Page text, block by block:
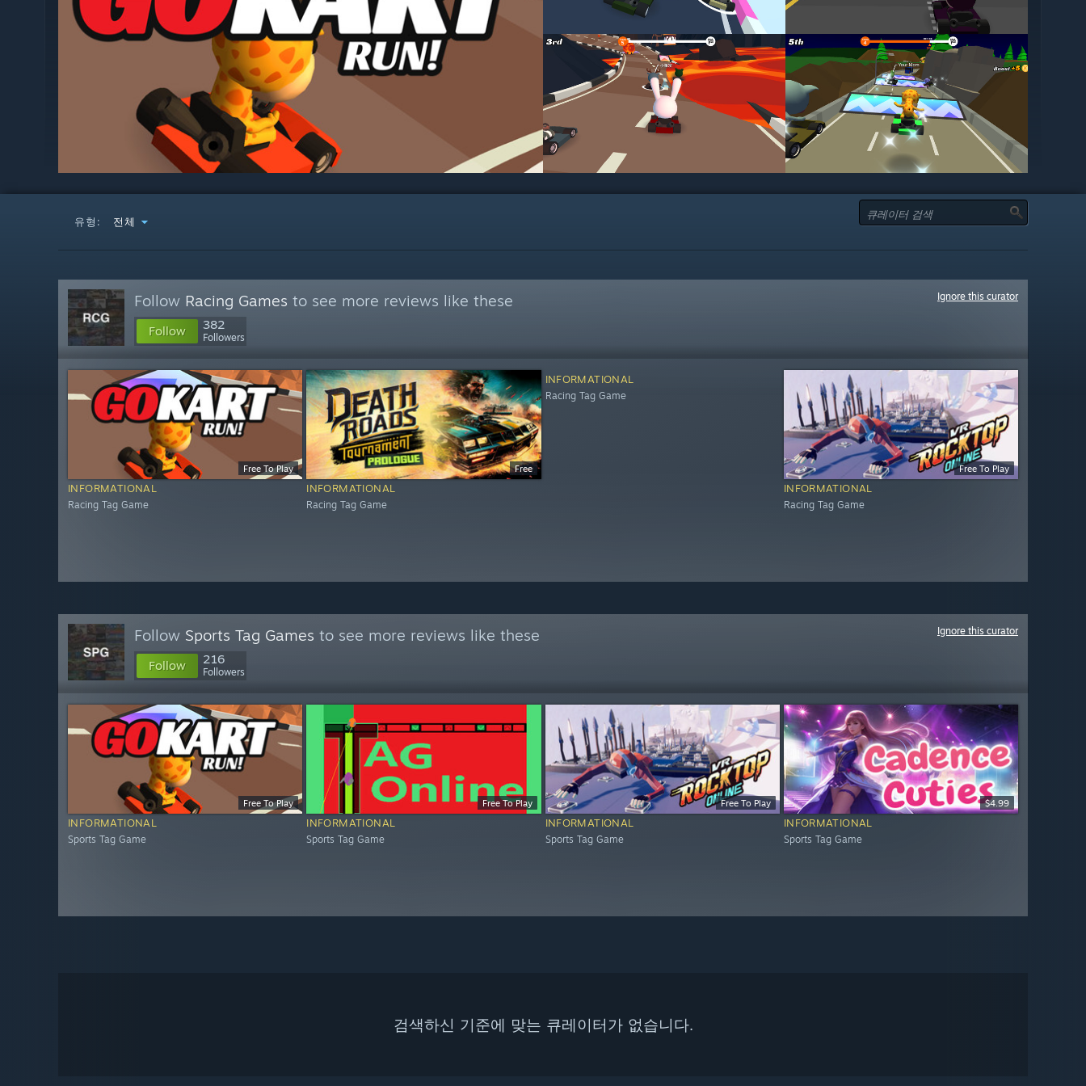
유형: 전체
Follow Racing Games to see more reviews like these
Follow 382
Followers
Ignore this curator
Free To Play
INFORMATIONAL
Racing Tag Game
Free
INFORMATIONAL
Racing Tag Game
INFORMATIONAL
Racing Tag Game
Free To Play
INFORMATIONAL
Racing Tag Game
Follow Sports Tag Games to see more reviews like these
Follow 216
Followers
Ignore this curator
Free To Play
INFORMATIONAL
Sports Tag Game
Free To Play
INFORMATIONAL
Sports Tag Game
Free To Play
INFORMATIONAL
Sports Tag Game
$4.99
INFORMATIONAL
Sports Tag Game
검색하신 기준에 맞는 큐레이터가 없습니다.